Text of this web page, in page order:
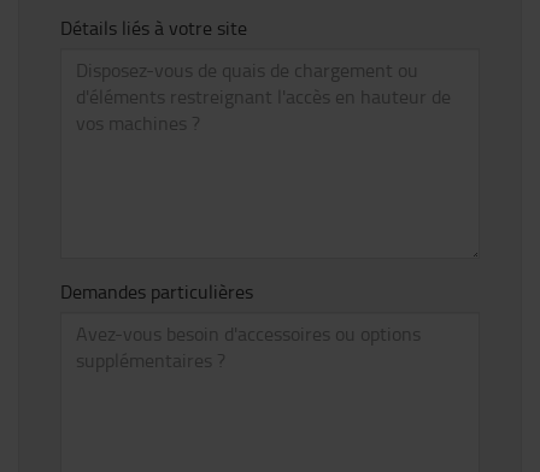
Détails liés à votre site
Demandes particulières